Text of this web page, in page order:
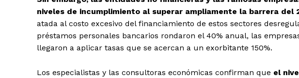
niveles de incumplimiento al superar ampliamente la barrera del
atada al costo excesivo del financiamiento de estos sectores
préstamos personales bancarios rondaron el 40% anual, las
llegaron a aplicar tasas que se acercan a un exorbitante 150%.
Los especialistas y las consultoras económicas confirman que el